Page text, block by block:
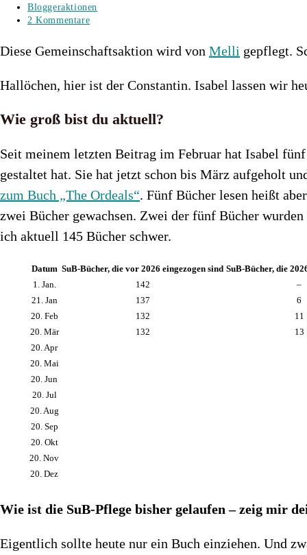
veröffentlicht:
Beitrags-
Kategorie:
Bloggeraktionen
Beitrags-
2 Kommentare
Diese Gemeinschaftsaktion wird von Melli gepflegt.
Hallöchen, hier ist der Constantin. Isabel lassen wir
Wie groß bist du aktuell?
Seit meinem letzten Beitrag im Februar hat Isabel
gestaltet hat. Sie hat jetzt schon bis März aufgeholt
zum Buch „The Ordeals“. Fünf Bücher lesen heißt
zwei Bücher gewachsen. Zwei der fünf Bücher
ich aktuell 145 Bücher schwer.
Datum SuB-Bücher, die vor 2026 eingezogen sind SuB-Bücher, die
1. Jan.
142
–
21. Jan
137
6
20. Feb
132
11
20. Mär
132
13
20. Apr
20. Mai
20. Jun
20. Jul
20. Aug
20. Sep
20. Okt
20. Nov
20. Dez
Wie ist die SuB-Pflege bisher gelaufen – zeig mir
Eigentlich sollte heute nur ein Buch einziehen. Und